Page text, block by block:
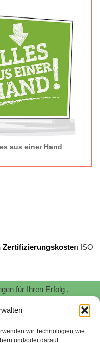
wir Technologien wie
und/oder darauf
aus einer Hand
n ISO
für Ihren Erfolg .
und Zertifizierung
nachISO